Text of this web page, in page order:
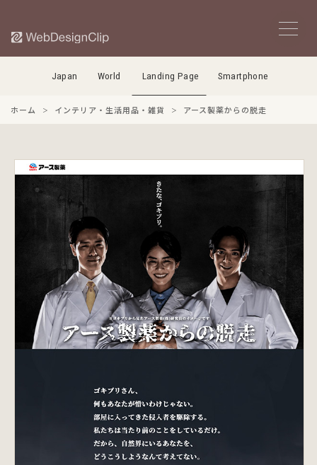
Japan World Landing Page Smartphone
ホーム インテリア・生活用品・雑貨 アース製薬からの脱走